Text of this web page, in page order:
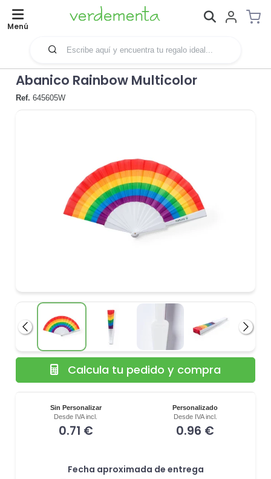
Menú
Abanico Rainbow Multicolor
Ref. 645605W
Anterior
Sin Personalizar
Desde IVA incl.
0.71 €
Personalizado
Desde IVA incl.
0.96 €
Fecha aproximada de entrega
Calcula tu pedido y compra